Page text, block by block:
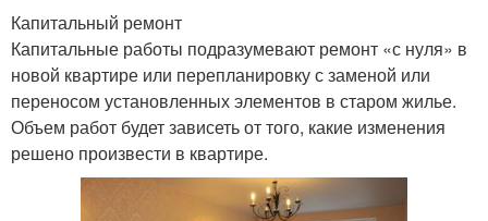
Капитальный ремонт
Капитальные работы подразумевают ремонт «с нуля» в
новой квартире или перепланировку с заменой или
переносом установленных элементов в старом жилье.
Объем работ будет зависеть от того, какие изменения
решено произвести в квартире.